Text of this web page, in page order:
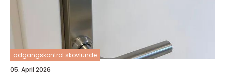
adgangskontrol skovlunde
05. April 2026